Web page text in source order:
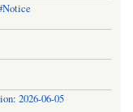
2026-06-05